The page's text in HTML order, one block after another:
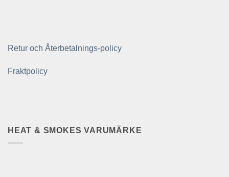
Retur och Återbetalnings-policy
Fraktpolicy
HEAT & SMOKES VARUMÄRKE